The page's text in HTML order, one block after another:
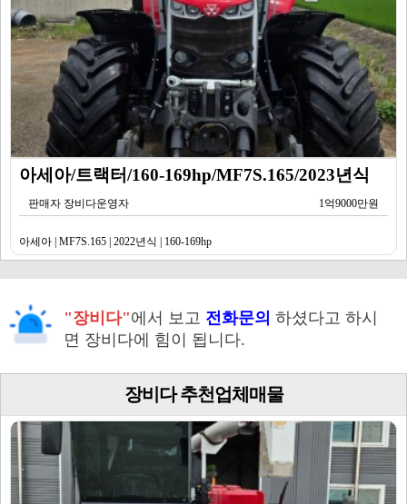
아세아/트랙터/160-169hp/MF7S.165/2023년식
판매자 장비다운영자 1억9000만원
아세아 | MF7S.165 | 2022년식 | 160-169hp
"장비다"에서 보고 전화문의 하셨다고 하시
면 장비다에 힘이 됩니다.
장비다 추천업체매물